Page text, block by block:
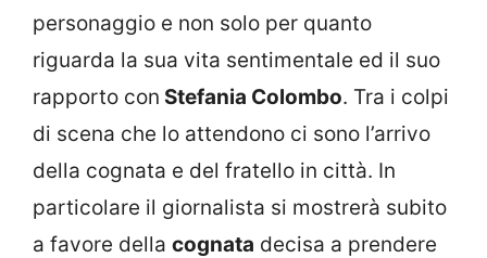
personaggio e non solo per quanto
riguarda la sua vita sentimentale ed il suo
rapporto con Stefania Colombo. Tra i colpi
di scena che lo attendono ci sono l’arrivo
della cognata e del fratello in città. In
particolare il giornalista si mostrerà subito
a favore della cognata decisa a prendere